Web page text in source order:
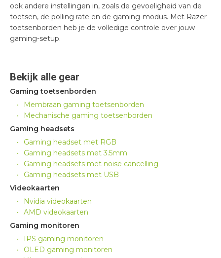
Bekijk alle gear
Gaming toetsenborden
Membraan gaming toetsenborden
Mechanische gaming toetsenborden
Gaming headsets
Gaming headset met RGB
Gaming headsets met 3.5mm
Gaming headsets met noise cancelling
Gaming headsets met USB
Videokaarten
Nvidia videokaarten
AMD videokaarten
Gaming monitoren
IPS gaming monitoren
OLED gaming monitoren
ook andere instellingen in, zoals de gevoeligheid van de
toetsen, de polling rate en de gaming-modus. Met Razer
toetsenborden heb je de volledige controle over jouw
gaming-setup.